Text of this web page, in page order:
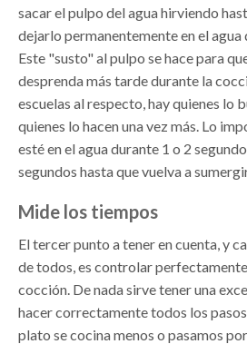
sacar el pulpo del agua hirviendo
dejarlo permanentemente en el agua
Este "susto" al pulpo se hace para
desprenda más tarde durante la
escuelas al respecto, hay quienes lo
quienes lo hacen una vez más. Lo
esté en el agua durante 1 o 2
segundos hasta que vuelva a
Mide los tiempos
El tercer punto a tener en cuenta, y
de todos, es controlar
cocción. De nada sirve tener una
hacer correctamente todos los
plato se cocina menos o pasamos